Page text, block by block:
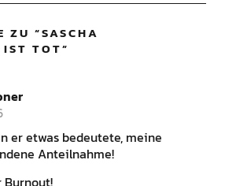
ZU “SASCHA
IST TOT”
er etwas bedeutete, meine
Anteilnahme!